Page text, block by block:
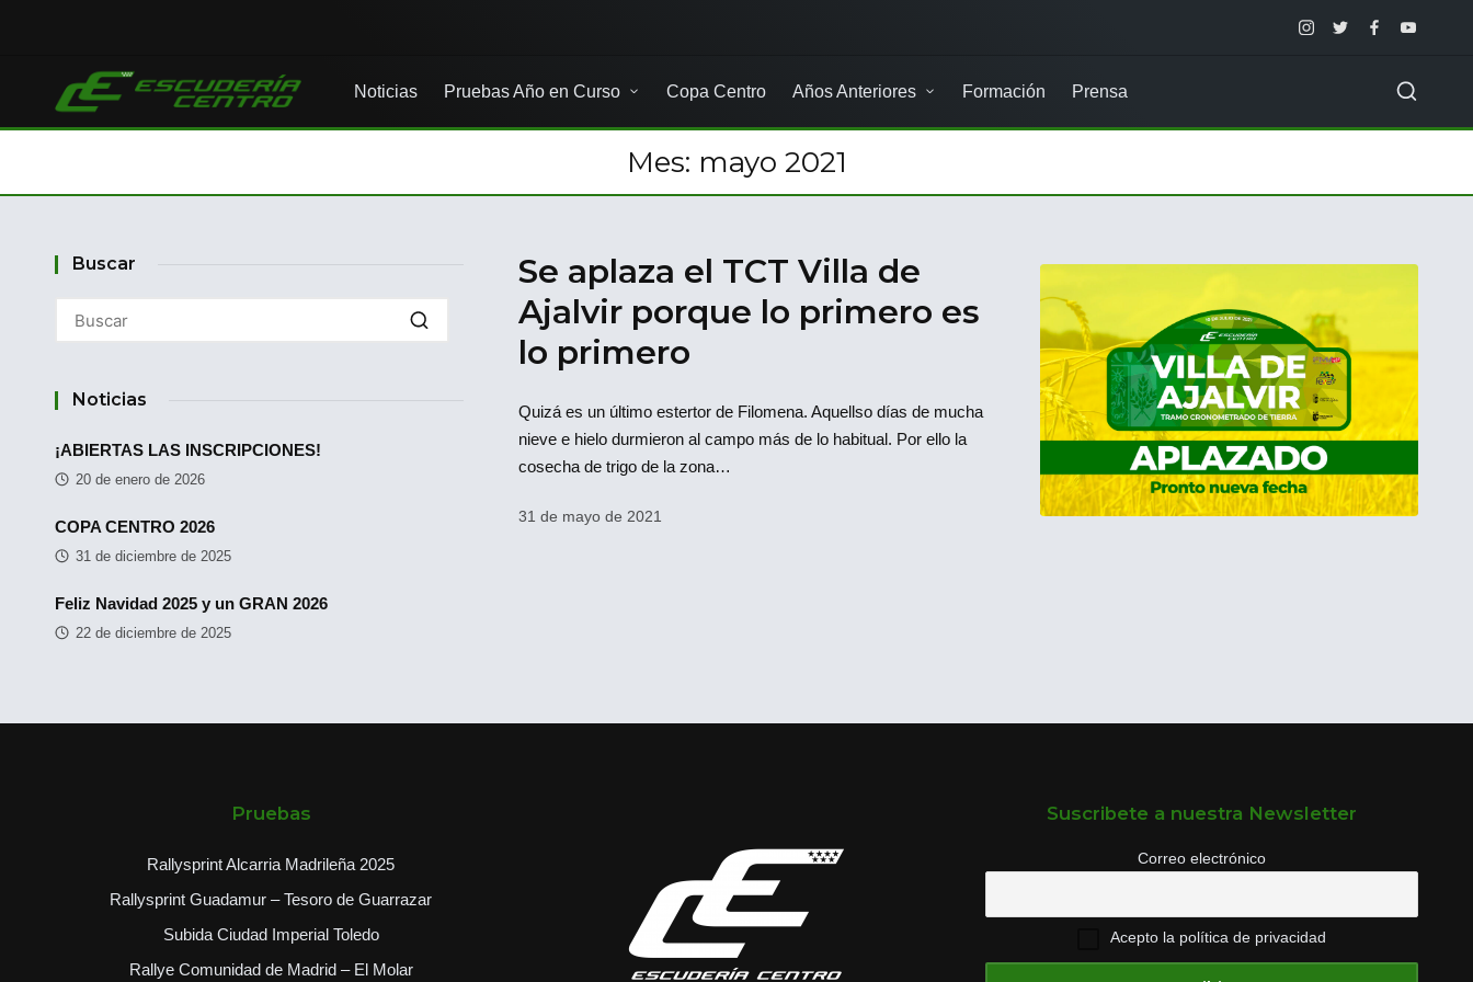
Instagram
TwitterFacebookYoutube
Noticias Pruebas Año en Curso Copa Centro Años Anteriores Formación Prensa
Mes: mayo 2021
Se aplaza el TCT Villa de
Ajalvir porque lo primero es
lo primero
Quizá es un último estertor de Filomena. Aquellso días de mucha
nieve e hielo durmieron al campo más de lo habitual. Por ello la
cosecha de trigo de la zona…
31 de mayo de 2021
Buscar
Noticias
¡ABIERTAS LAS INSCRIPCIONES!
20 de enero de 2026
COPA CENTRO 2026
31 de diciembre de 2025
Feliz Navidad 2025 y un GRAN 2026
22 de diciembre de 2025
Pruebas
Rallysprint Alcarria Madrileña 2025
Rallysprint Guadamur – Tesoro de Guarrazar
Subida Ciudad Imperial Toledo
Rallye Comunidad de Madrid – El Molar
Suscribete a nuestra Newsletter
Correo electrónico
Acepto la política de privacidad